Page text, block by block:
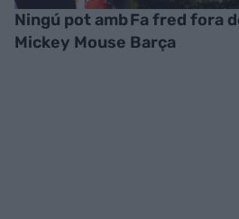
Ningú pot amb
Mickey Mouse
Fa fred fora
Barça